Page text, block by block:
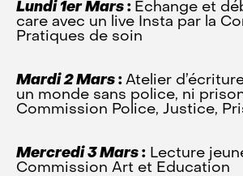
Lundi 1er Mars : Echange et
care avec un live Insta par la
Pratiques de soin
Mardi 2 Mars : Atelier
un monde sans police, ni
Commission Police, Justice,
Mercredi 3 Mars : Lecture
Commission Art et Education